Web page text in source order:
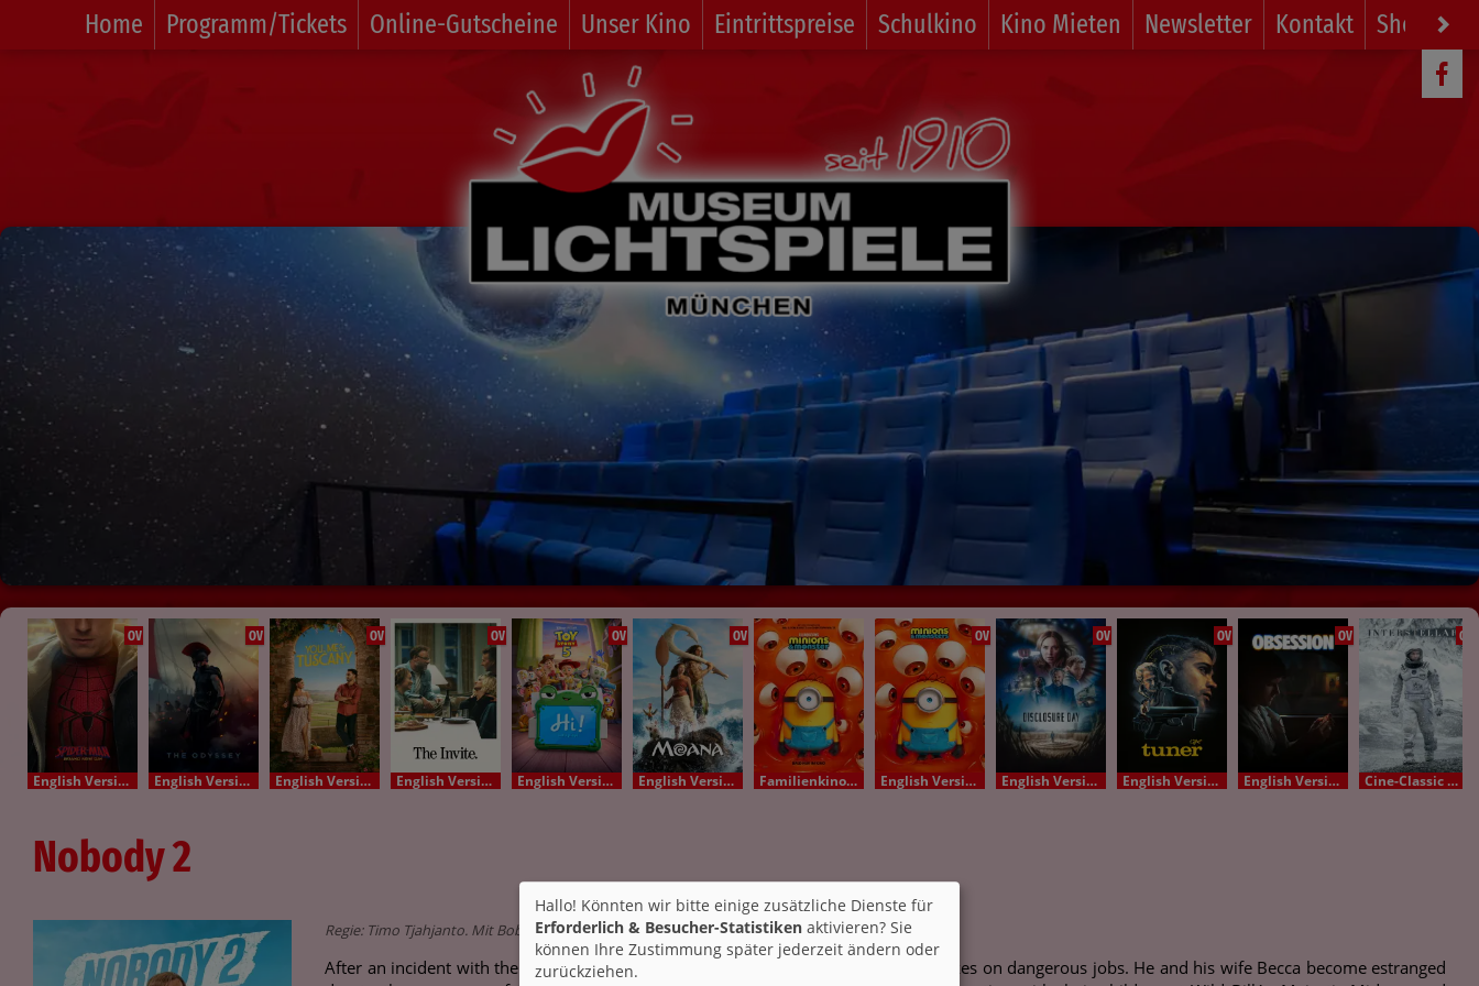
Home Programm/Tickets Online-Gutscheine Unser Kino Eintrittspreise Schulkino Kino Mieten Newsletter Kontakt Shop
OV
English Version - OV
OV
English Version - OV
OV
English Version - OV
OV
English Version - OV
OV
English Version - OV
OV
English Version - OV Familienkino Deutsch
OV
English Version - OV
OV
English Version - OV
OV
English Version - OV
OV
English Version - OV
OV
Cine-Classic OV
Nobody 2
Regie: Timo Tjahjanto. Mit Bob Odenkirk, Connie Nielsen, Christopher Lloyd
After an incident with the Russian mafia, Hutch still owes 30 million dollars and takes on dangerous jobs. He and his wife Becca become estranged
Hallo! Könnten wir bitte einige zusätzliche Dienste für
Erforderlich & Besucher-Statistiken aktivieren? Sie
können Ihre Zustimmung später jederzeit ändern oder
zurückziehen.